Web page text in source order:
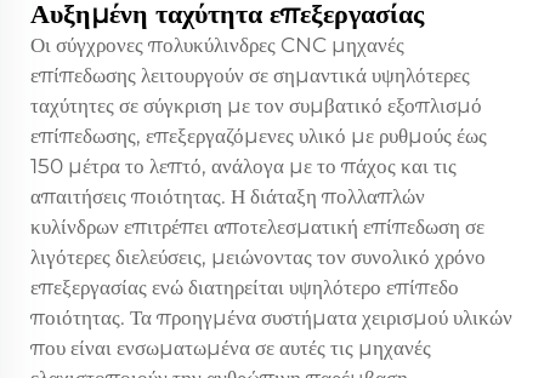
Αυξημένη ταχύτητα επεξεργασίας
Οι σύγχρονες πολυκύλινδρες CNC μηχανές
επίπεδωσης λειτουργούν σε σημαντικά υψηλότερες
ταχύτητες σε σύγκριση με τον συμβατικό εξοπλισμό
επίπεδωσης, επεξεργαζόμενες υλικό με ρυθμούς έως
150 μέτρα το λεπτό, ανάλογα με το πάχος και τις
απαιτήσεις ποιότητας. Η διάταξη πολλαπλών
κυλίνδρων επιτρέπει αποτελεσματική επίπεδωση σε
λιγότερες διελεύσεις, μειώνοντας τον συνολικό χρόνο
επεξεργασίας ενώ διατηρείται υψηλότερο επίπεδο
ποιότητας. Τα προηγμένα συστήματα χειρισμού υλικών
που είναι ενσωματωμένα σε αυτές τις μηχανές